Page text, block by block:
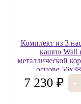
Комплект из 3
кашпо Wall
металлической
основе
7 230 ₽ -